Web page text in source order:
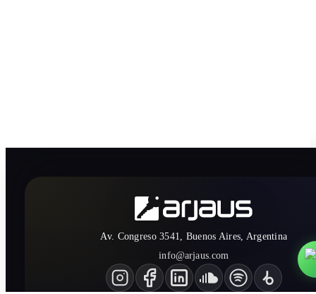
Av. Congreso 3541, Buenos Aires, Argentina
info@arjaus.com